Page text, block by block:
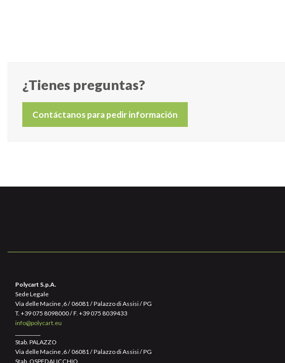
¿Tienes preguntas?
Contáctanos para pedir información
Polycart S.p.A.
Sede Legale
Via delle Macine ,6 / 06081 / Palazzo di Assisi / PG
T. +39 075 8098000/ F. +39 075 8039433
info@polycart.eu
Stab. PALAZZO
Via delle Macine ,6 / 06081 / Palazzo di Assisi / PG
Stab. OSPEDALICCHIO